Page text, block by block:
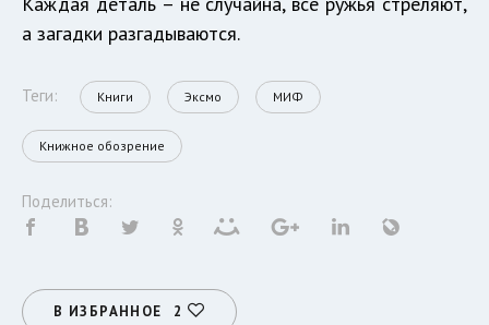
а загадки разгадываются.
Теги: Книги Эксмо МИФ
Книжное обозрение
Поделиться:
В ИЗБРАННОЕ 2